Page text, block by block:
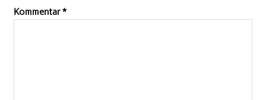
Kommentar*